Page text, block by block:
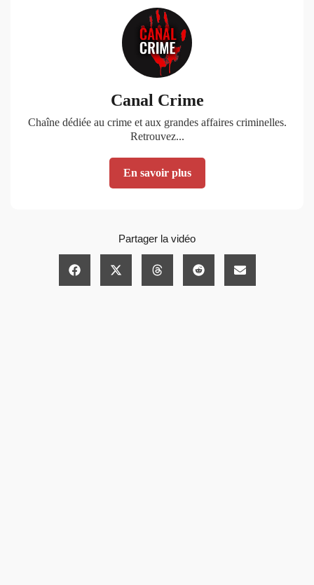
Canal Crime
Chaîne dédiée au crime et aux grandes affaires criminelles.
Retrouvez...
En savoir plus
Partager la vidéo